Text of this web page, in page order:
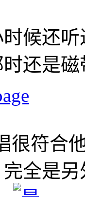
候还
还是
很符合
全是